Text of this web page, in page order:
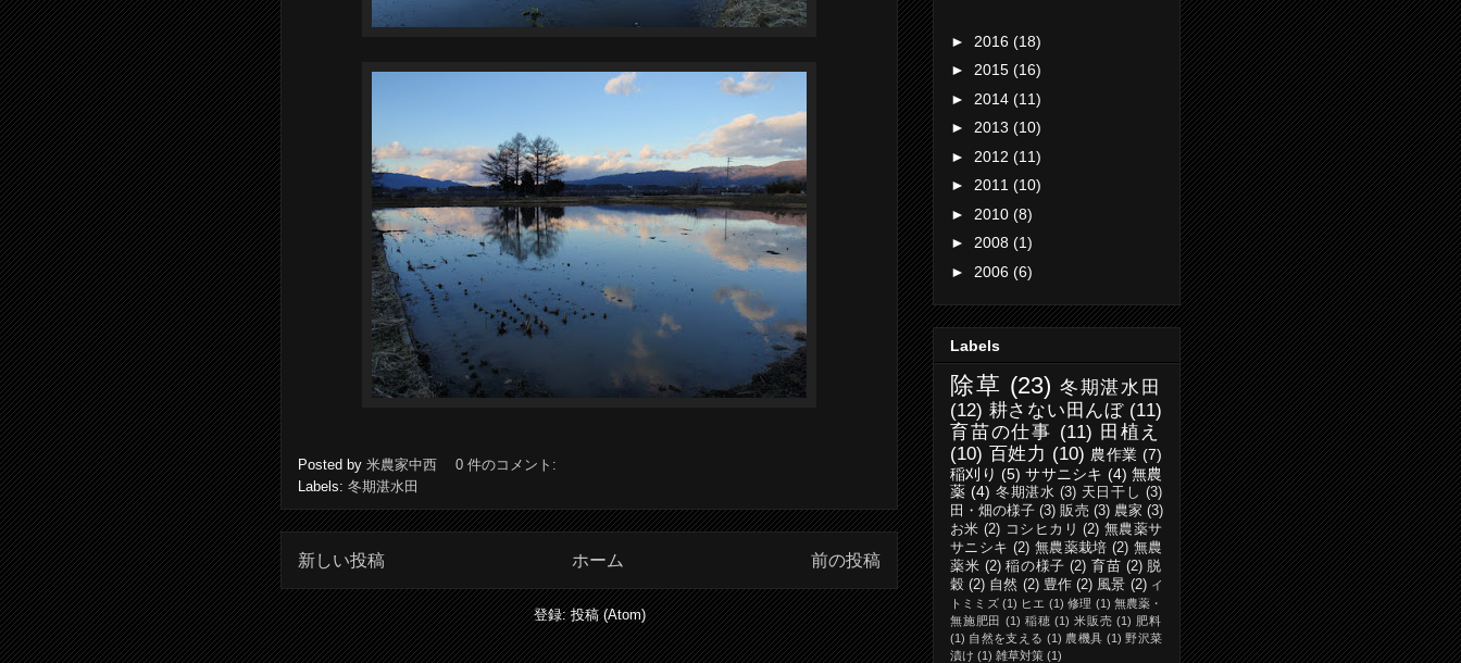
Posted by 米農家中西
0 件のコメント:
Labels: 冬期湛水田
新しい投稿 前の投稿
ホーム
登録:投稿 (Atom)
► 2016 (18)
► 2015 (16)
► 2014 (11)
► 2013 (10)
► 2012 (11)
► 2011 (10)
► 2010 (8)
► 2008 (1)
► 2006 (6)
Labels
除草 (23) 冬期湛水田
(12) 耕さない田んぼ (11)
育苗の仕事 (11) 田植え
(10) 百姓力 (10) 農作業 (7)
稲刈り (5) ササニシキ (4) 無農
薬 (4) 冬期湛水 (3) 天日干し (3)
田・畑の様子 (3) 販売 (3) 農家 (3)
お米 (2) コシヒカリ (2) 無農薬サ
サニシキ (2) 無農薬栽培 (2) 無農
薬米 (2) 稲の様子 (2) 育苗 (2) 脱
穀 (2) 自然 (2) 豊作 (2) 風景 (2) イ
トミミズ (1) ヒエ (1) 修理 (1) 無農薬・
無施肥田 (1) 稲穂 (1) 米販売 (1) 肥料
(1) 自然を支える (1) 農機具 (1) 野沢菜
漬け (1) 雑草対策 (1)